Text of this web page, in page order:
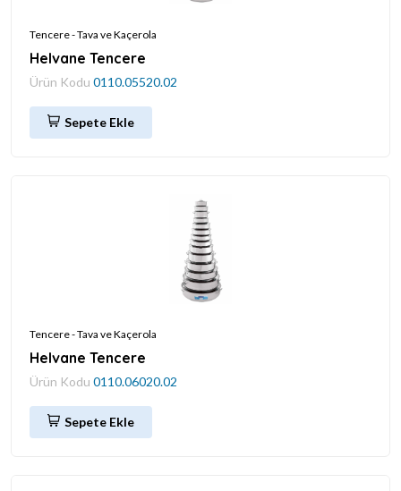
Tencere - Tava ve Kaçerola
Helvane Tencere
Ürün Kodu 0110.05520.02
Sepete Ekle
Tencere - Tava ve Kaçerola
Helvane Tencere
Ürün Kodu 0110.06020.02
Sepete Ekle